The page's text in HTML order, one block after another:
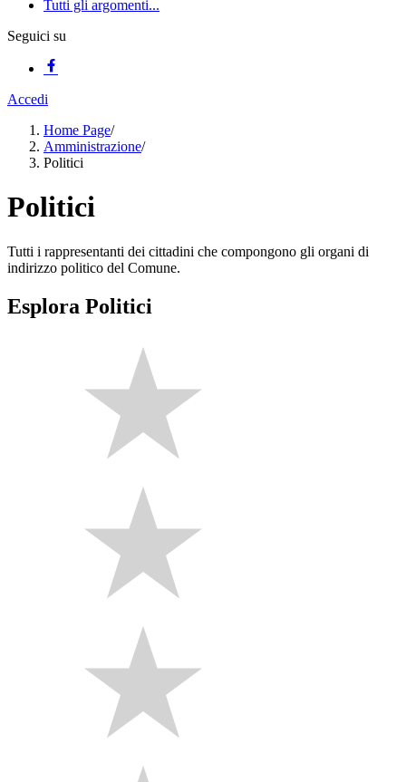
Tutti gli argomenti...
Seguici su
Accedi
Home Page/
Amministrazione/
Politici
Politici
Tutti i rappresentanti dei cittadini che compongono gli organi di
indirizzo politico del Comune.
Esplora Politici